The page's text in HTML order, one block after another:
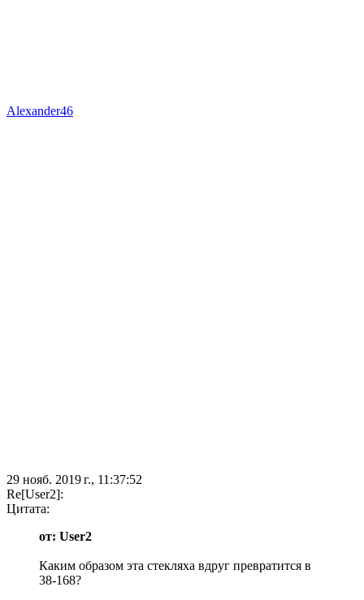
Alexander46
29 нояб. 2019 г., 11:37:52
Re[User2]:
Цитата:
от: User2
Каким образом эта стекляха вдруг превратится в
38-168?